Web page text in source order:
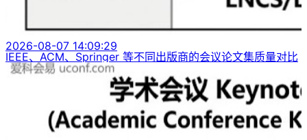
2026-08-07 14:09:29
IEEE、ACM、Springer 等不同出版商的会议论文集质量对比